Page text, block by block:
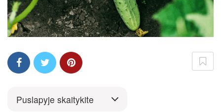
Puslapyje skaitykite